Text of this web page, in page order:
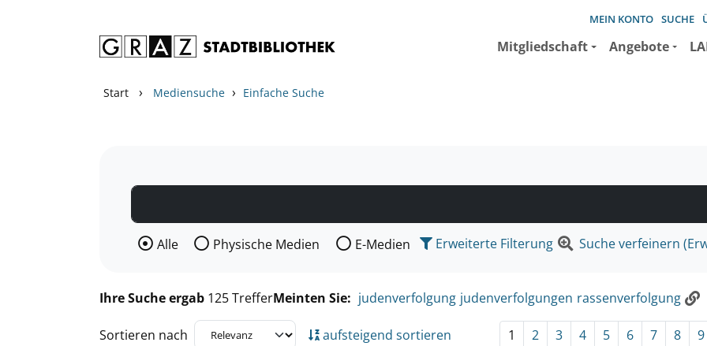
MEIN KONTO SUCHE
Mitgliedschaft Angebote
Start › Mediensuche › Einfache Suche
Wählen Sie die Medienart nach der Sie suchen wollen.
Alle Physische Medien E-Medien Erweiterte Filterung Suche verfeinern
Ihre Suche ergab 125 TrefferMeinten Sie: judenverfolgung judenverfolgungen rassenverfolgung
Sortieren nach aufsteigend sortieren 1 2 3 4 5 6 7 8 9